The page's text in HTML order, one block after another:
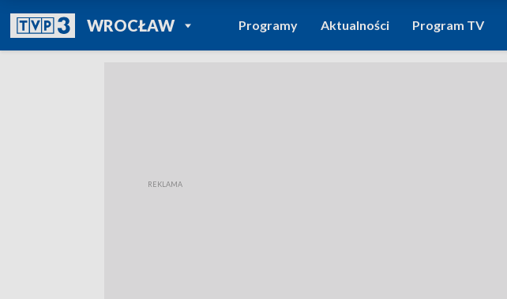
WROCŁAWPOWRÓT DO
TVP REGIONY
Programy Aktualności Program TV